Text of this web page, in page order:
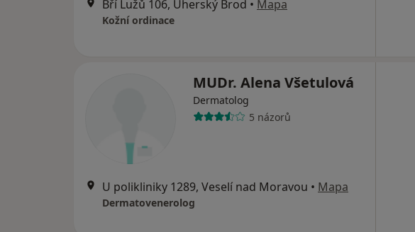
Bří Lužů 106, Uherský Brod • Mapa
Kožní ordinace
MUDr. Alena Všetulová
Dermatolog
5 názorů
U polikliniky 1289, Veselí nad Moravou • Mapa
Dermatovenerolog